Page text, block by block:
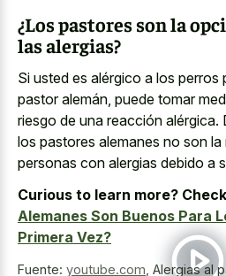
¿Los pastores son la
las alergias?
Si usted es alérgico a los perros
pastor alemán, puede tomar
riesgo de una reacción alérgica.
los pastores alemanes no son
personas con alergias debido a
Curious to learn more?
Alemanes Son Buenos Para
Primera Vez?
Fuente: youtube.com Alergias al